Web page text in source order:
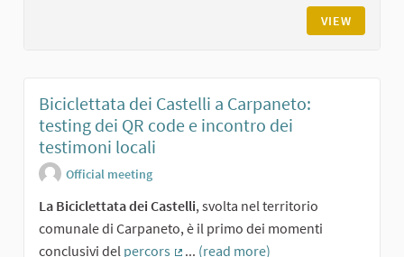
VIEW
Biciclettata dei Castelli a Carpaneto:
testing dei QR code e incontro dei
testimoni locali
Official meeting
La Biciclettata dei Castelli, svolta nel territorio
comunale di Carpaneto, è il primo dei momenti
conclusivi del percors
... (read more)